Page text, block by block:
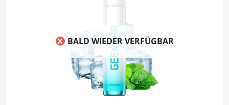
BALD WIEDER VERFÜGBAR